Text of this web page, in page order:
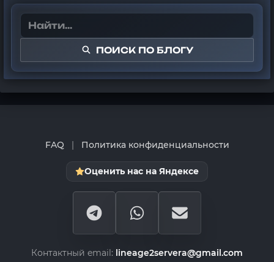
ПОИСК ПО БЛОГУ
FAQ | Политика конфиденциальности
Оценить нас на Яндексе
Контактный email: lineage2servera@gmail.com